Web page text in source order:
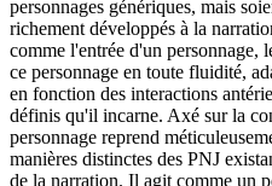
personnages génériques, mais
richement développés à la
comme l'entrée d'un personnage,
ce personnage en toute fluidité,
en fonction des interactions
définis qu'il incarne. Axé sur la
personnage reprend
manières distinctes des PNJ
de la narration. Il agit comme un